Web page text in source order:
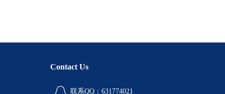
Contact Us
联系QQ：631774021